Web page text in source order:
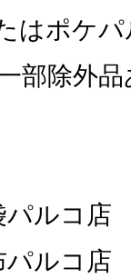
はポケ
部除外品
ルコ店
ルコ店